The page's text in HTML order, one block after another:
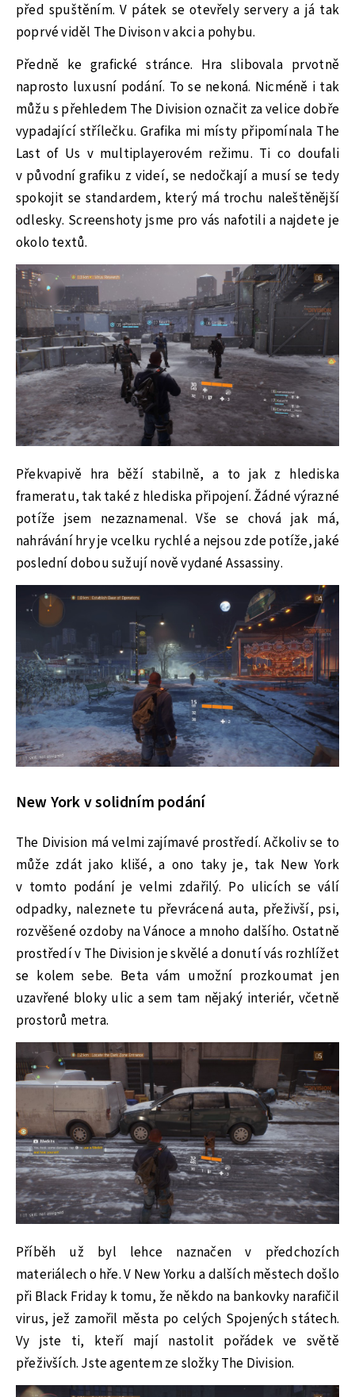
před spuštěním. V pátek se otevřely servery a já tak
poprvé viděl The Divison v akci a pohybu.
Předně ke grafické stránce. Hra slibovala prvotně
naprosto luxusní podání. To se nekoná. Nicméně i tak
můžu s přehledem The Division označit za velice dobře
vypadající střílečku. Grafika mi místy připomínala The
Last of Us v multiplayerovém režimu. Ti co doufali
v původní grafiku z videí, se nedočkají a musí se tedy
spokojit se standardem, který má trochu naleštěnější
odlesky. Screenshoty jsme pro vás nafotili a najdete je
okolo textů.
Překvapivě hra běží stabilně, a to jak z hlediska
frameratu, tak také z hlediska připojení. Žádné výrazné
potíže jsem nezaznamenal. Vše se chová jak má,
nahrávání hry je vcelku rychlé a nejsou zde potíže, jaké
poslední dobou sužují nově vydané Assassiny.
New York v solidním podání
The Division má velmi zajímavé prostředí. Ačkoliv se to
může zdát jako klišé, a ono taky je, tak New York
v tomto podání je velmi zdařilý. Po ulicích se válí
odpadky, naleznete tu převrácená auta, přeživší, psi,
rozvěšené ozdoby na Vánoce a mnoho dalšího. Ostatně
prostředí v The Division je skvělé a donutí vás rozhlížet
se kolem sebe. Beta vám umožní prozkoumat jen
uzavřené bloky ulic a sem tam nějaký interiér, včetně
prostorů metra.
Příběh už byl lehce naznačen v předchozích
materiálech o hře. V New Yorku a dalších městech došlo
při Black Friday k tomu, že někdo na bankovky narafičil
virus, jež zamořil města po celých Spojených státech.
Vy jste ti, kteří mají nastolit pořádek ve světě
přeživších. Jste agentem ze složky The Division.